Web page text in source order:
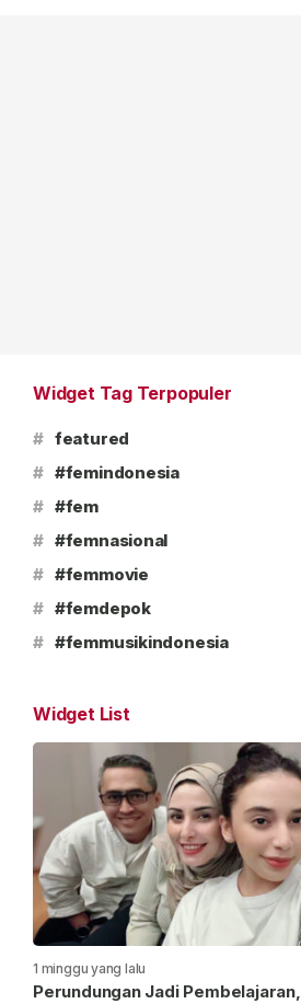
Widget Tag Terpopuler
# featured
# #femindonesia
# #fem
# #femnasional
# #femmovie
# #femdepok
# #femmusikindonesia
Widget List
1 minggu yang lalu
Perundungan Jadi Pembelajaran,